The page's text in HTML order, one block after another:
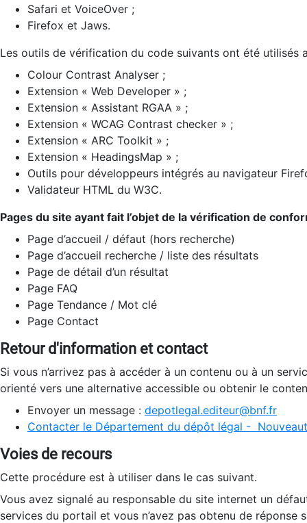
Safari et VoiceOver ;
Firefox et Jaws.
Les outils de vérification du code suivants ont été utilisés
Colour Contrast Analyser ;
Extension « Web Developer » ;
Extension « Assistant RGAA » ;
Extension « WCAG Contrast checker » ;
Extension « ARC Toolkit » ;
Extension « HeadingsMap » ;
Outils pour développeurs intégrés au navigateur
Validateur HTML du W3C.
Pages du site ayant fait l’objet de la vérification de
Page d’accueil / défaut (hors recherche)
Page d’accueil recherche / liste des résultats
Page de détail d’un résultat
Page FAQ
Page Tendance / Mot clé
Page Contact
Retour d'information et contact
Si vous n’arrivez pas à accéder à un contenu ou à un
orienté vers une alternative accessible ou obtenir le
Envoyer un message : depotlegal.editeur@bnf.fr
Contacter le Département du dépôt légal -
Voies de recours
Cette procédure est à utiliser dans le cas suivant.
Vous avez signalé au responsable du site internet un
services du portail et vous n’avez pas obtenu de réponse